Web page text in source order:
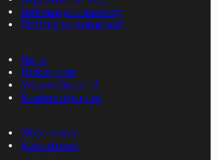
Informacje o nadawcy
Deklaracja dostępności
Rp.pl
Parkiet.com
Wiescirolnicze.pl
Konferencje.rp.pl
Mapa strony
Kalendarium